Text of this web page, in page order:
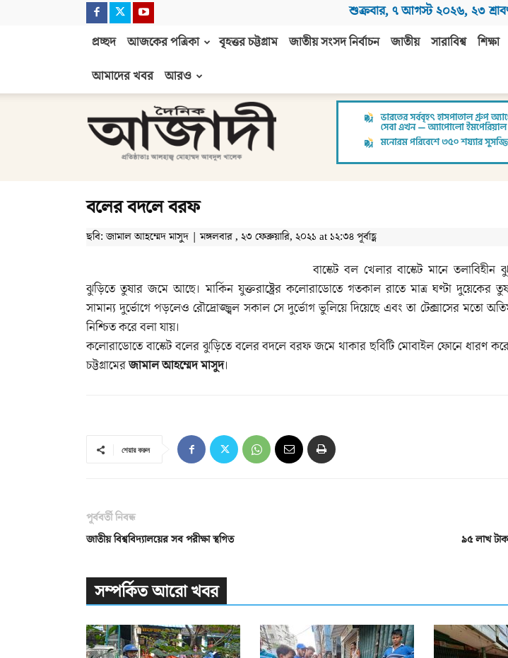
শুক্রবার, ৭ আগস্ট ২০২৬, ২৩
প্রচ্ছদ আজকের পত্রিকা বৃহত্তর চট্টগ্রাম জাতীয় সংসদ নির্বাচন জাতীয় সারাবিশ্ব শিক্ষা
আমাদের খবর
আরও
আজাদী
বলের বদলে বরফ
ছবি: জামাল আহম্মেদ মাসুদ | মঙ্গলবার , ২৩ ফেব্রুয়ারি, ২০২১ at ১২:৩৪ পূর্বাহ্ণ
বাস্কেট বল খেলার বাস্কেট মানে তলাবিহীন
ঝুড়িতে তুষার জমে আছে। মার্কিন যুক্তরাষ্ট্রের কলোরাডোতে গতকাল রাতে মাত্র ঘণ্টা দুয়েকের
সামান্য দুর্ভোগে পড়লেও রৌদ্রোজ্জ্বল সকাল সে দুর্ভোগ ভুলিয়ে দিয়েছে এবং তা টেক্সাসের মতো
নিশ্চিত করে বলা যায়।
কলোরাডোতে বাস্কেট বলের ঝুড়িতে বলের বদলে বরফ জমে থাকার ছবিটি মোবাইল ফোনে ধারণ
চট্টগ্রামেরজামাল আহম্মেদ মাসুদ।
শেয়ার করুন
পূর্ববর্তী নিবন্ধ
জাতীয় বিশ্ববিদ্যালয়ের সব পরীক্ষা স্থগিত
৯৫ লাখ
সম্পর্কিত আরো খবর